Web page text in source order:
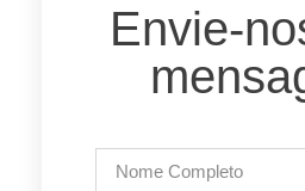
Envie-